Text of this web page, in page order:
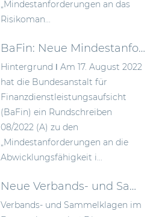
„Mindestanforderungen an das
Risikoman...
BaFin: Neue Mindestanforderungen zur Verbesserung der Abwicklungsfähigkeit von Instituten
Hintergrund ǀ Am 17. August 2022
hat die Bundesanstalt für
Finanzdienstleistungsaufsicht
(BaFin) ein Rundschreiben
08/2022 (A) zu den
„Mindestanforderungen an die
Abwicklungsfähigkeit i...
Neue Verbands- und Sammelklagen im Datenschutzrecht
Verbands- und Sammelklagen im